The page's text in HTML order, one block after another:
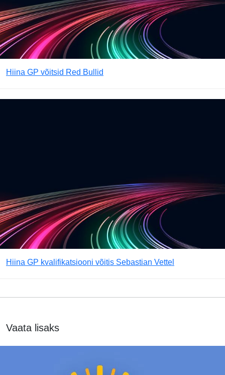
Hiina GP võitsid Red Bullid
Hiina GP kvalifikatsiooni võitis Sebastian Vettel
Vaata lisaks